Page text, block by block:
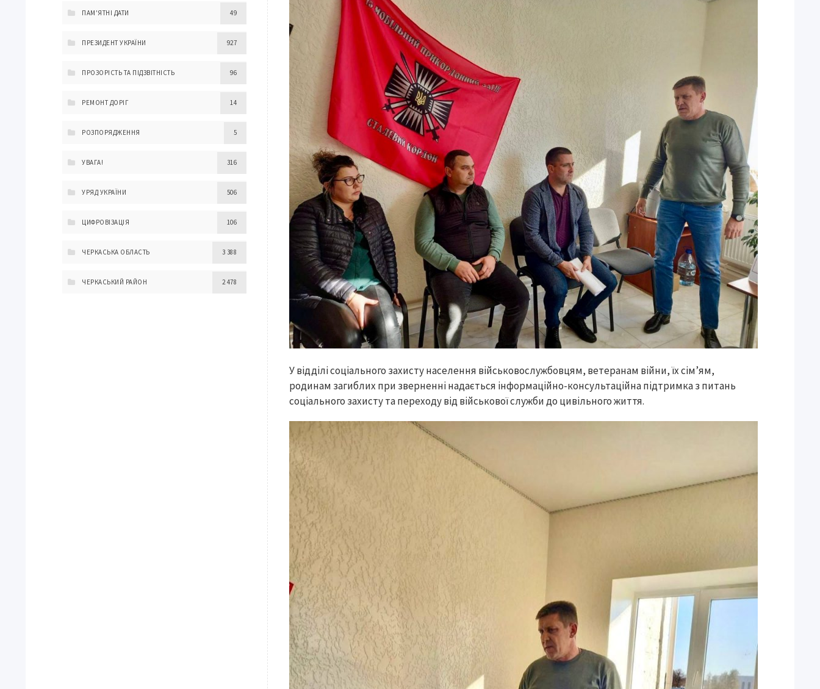
У відділі соціального захисту населення військовослужбовцям, ветеранам війни, їх сім’ям,
родинам загиблих при зверненні надається інформаційно-консультаційна підтримка з питань
соціального захисту та переходу від військової служби до цивільного життя.
ПАМ'ЯТНІ ДАТИ 49
ПРЕЗИДЕНТ УКРАЇНИ 927
ПРОЗОРІСТЬ ТА ПІДЗВІТНІСТЬ 96
РЕМОНТ ДОРІГ 14
РОЗПОРЯДЖЕННЯ 5
УВАГА! 316
УРЯД УКРАЇНИ 506
ЦИФРОВІЗАЦІЯ 106
ЧЕРКАСЬКА ОБЛАСТЬ 3 388
ЧЕРКАСЬКИЙ РАЙОН 2 478